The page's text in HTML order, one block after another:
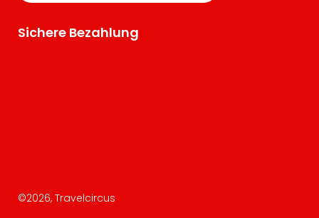
Sichere Bezahlung
©2026, Travelcircus